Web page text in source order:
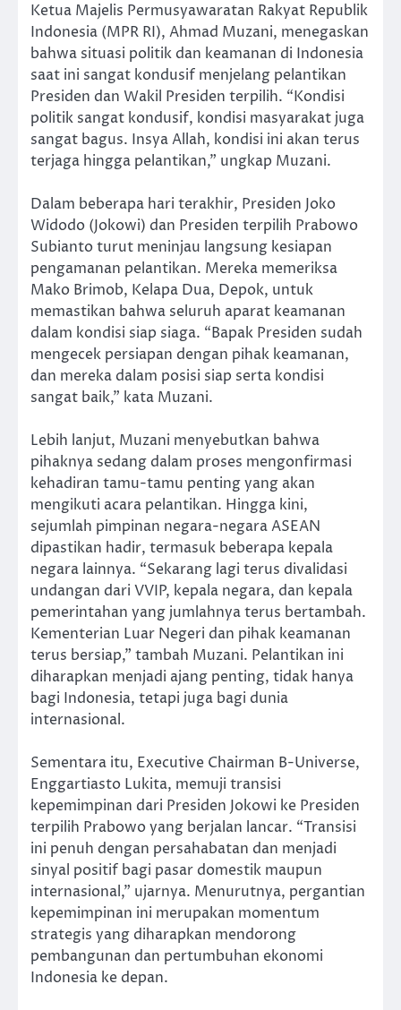
Ketua Majelis Permusyawaratan Rakyat Republik
Indonesia (MPR RI), Ahmad Muzani, menegaskan
bahwa situasi politik dan keamanan di Indonesia
saat ini sangat kondusif menjelang pelantikan
Presiden dan Wakil Presiden terpilih. “Kondisi
politik sangat kondusif, kondisi masyarakat juga
sangat bagus. Insya Allah, kondisi ini akan terus
terjaga hingga pelantikan,” ungkap Muzani.
Dalam beberapa hari terakhir, Presiden Joko
Widodo (Jokowi) dan Presiden terpilih Prabowo
Subianto turut meninjau langsung kesiapan
pengamanan pelantikan. Mereka memeriksa
Mako Brimob, Kelapa Dua, Depok, untuk
memastikan bahwa seluruh aparat keamanan
dalam kondisi siap siaga. “Bapak Presiden sudah
mengecek persiapan dengan pihak keamanan,
dan mereka dalam posisi siap serta kondisi
sangat baik,” kata Muzani.
Lebih lanjut, Muzani menyebutkan bahwa
pihaknya sedang dalam proses mengonfirmasi
kehadiran tamu-tamu penting yang akan
mengikuti acara pelantikan. Hingga kini,
sejumlah pimpinan negara-negara ASEAN
dipastikan hadir, termasuk beberapa kepala
negara lainnya. “Sekarang lagi terus divalidasi
undangan dari VVIP, kepala negara, dan kepala
pemerintahan yang jumlahnya terus bertambah.
Kementerian Luar Negeri dan pihak keamanan
terus bersiap,” tambah Muzani. Pelantikan ini
diharapkan menjadi ajang penting, tidak hanya
bagi Indonesia, tetapi juga bagi dunia
internasional.
Sementara itu, Executive Chairman B-Universe,
Enggartiasto Lukita, memuji transisi
kepemimpinan dari Presiden Jokowi ke Presiden
terpilih Prabowo yang berjalan lancar. “Transisi
ini penuh dengan persahabatan dan menjadi
sinyal positif bagi pasar domestik maupun
internasional,” ujarnya. Menurutnya, pergantian
kepemimpinan ini merupakan momentum
strategis yang diharapkan mendorong
pembangunan dan pertumbuhan ekonomi
Indonesia ke depan.